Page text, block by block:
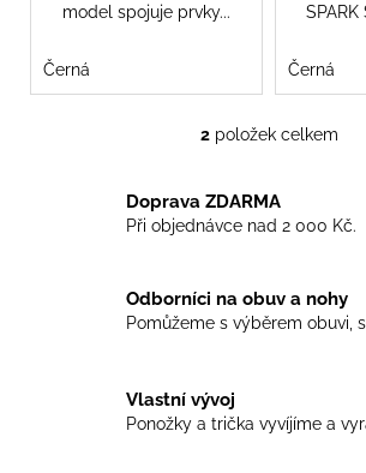
model spojuje prvky...
Černá
SPARK
Černá
O
l
á
c
í
k
2položek celkem
Doprava ZDARMA
Při objednávce nad 2 000 Kč.
Odborníci na obuv a nohy
Pomůžeme s výběrem obuvi,
Vlastní vývoj
Ponožky a trička vyvíjíme a